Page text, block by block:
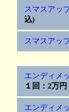
スマスアッ
込)
スマスアッ
エンディメ
１回：2万円
エンディメ